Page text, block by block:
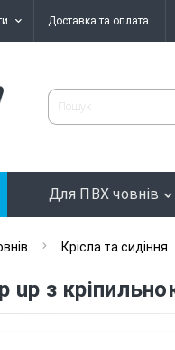
Доставка та оплата
Для ПВХ човнів
Крісла та сидіння
up з